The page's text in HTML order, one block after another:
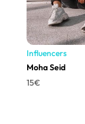
Influencers
Moha Seid
15€